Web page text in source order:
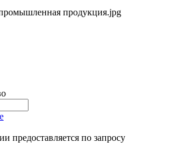
предоставляется по запросу